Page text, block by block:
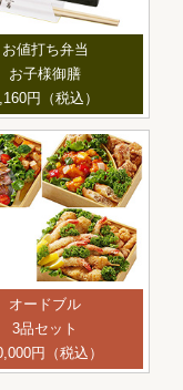
お値打ち弁当
お子様御膳
円（税込）
オードブル
3品セット
円（税込）